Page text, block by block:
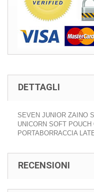
DETTAGLI
SEVEN JUNIOR ZAINO
UNICORN SOFT
PORTABORRACCIA
RECENSIONI